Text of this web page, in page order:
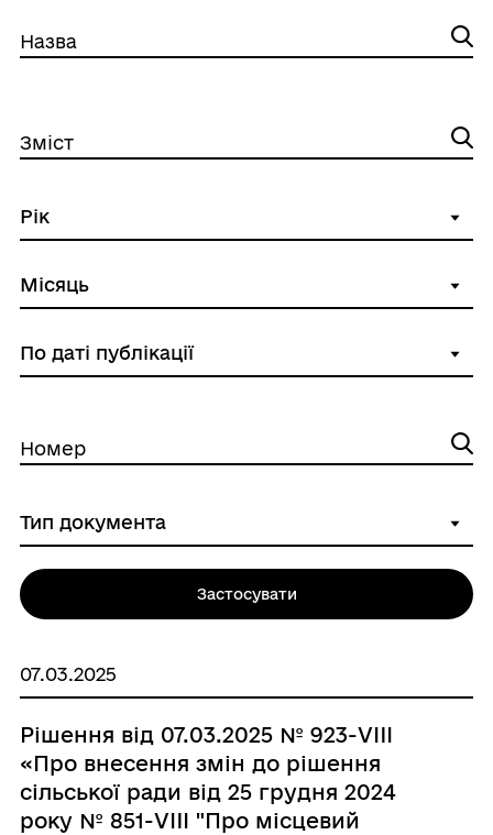
07.03.2025
Рішення від 07.03.2025 № 923-VIII
«Про внесення змін до рішення
сільської ради від 25 грудня 2024
року № 851-VIII "Про місцевий
Назва
Зміст
Номер
Застосувати